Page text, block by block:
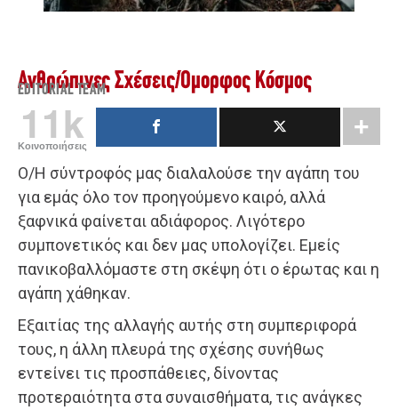
Ανθρώπινες Σχέσεις/Όμορφος Κόσμος
EDITORIAL TEAM
11k
Κοινοποιήσεις
Ο/Η σύντροφός μας διαλαλούσε την αγάπη του
για εμάς όλο τον προηγούμενο καιρό, αλλά
ξαφνικά φαίνεται αδιάφορος. Λιγότερο
συμπονετικός και δεν μας υπολογίζει. Εμείς
πανικοβαλλόμαστε στη σκέψη ότι ο έρωτας και η
αγάπη χάθηκαν.
Εξαιτίας της αλλαγής αυτής στη συμπεριφορά
τους, η άλλη πλευρά της σχέσης συνήθως
εντείνει τις προσπάθειες, δίνοντας
προτεραιότητα στα συναισθήματα, τις ανάγκες